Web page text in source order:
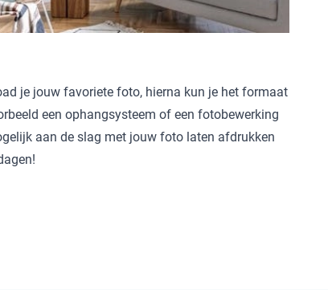
je jouw favoriete foto, hierna kun je het formaat
een ophangsysteem of een fotobewerking
aan de slag met jouw foto laten afdrukken